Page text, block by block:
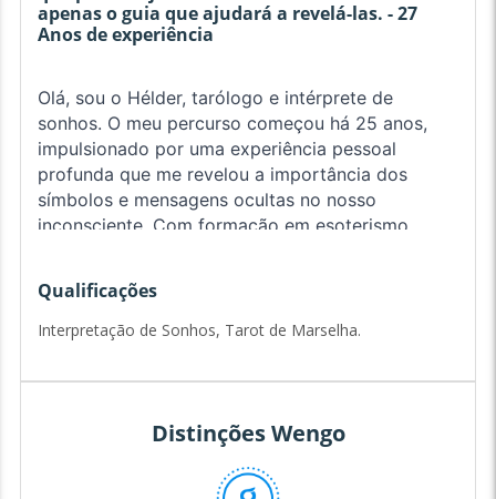
apenas o guia que ajudará a revelá-las. - 27
Anos de experiência
Olá, sou o Hélder, tarólogo e intérprete de
sonhos. O meu percurso começou há 25 anos,
impulsionado por uma experiência pessoal
profunda que me revelou a importância dos
símbolos e mensagens ocultas no nosso
inconsciente. Com formação em esoterismo,
sabedoria ancestral e conhecimento
contemporâneo.
Acredito que os sonhos são portais para o nosso
elevadas, trazendo-nos mensagens valiosas
sobre o nosso caminho. A minha especialidade
passa pela interpretação dos sonhos, a leitura do
Qualificações
Interpretação de Sonhos, Tarot de Marselha.
Distinções Wengo